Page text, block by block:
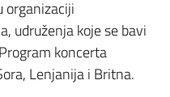
organizaciji
udruženja koje se bavi
koncerta
Lenjanija i Britna.